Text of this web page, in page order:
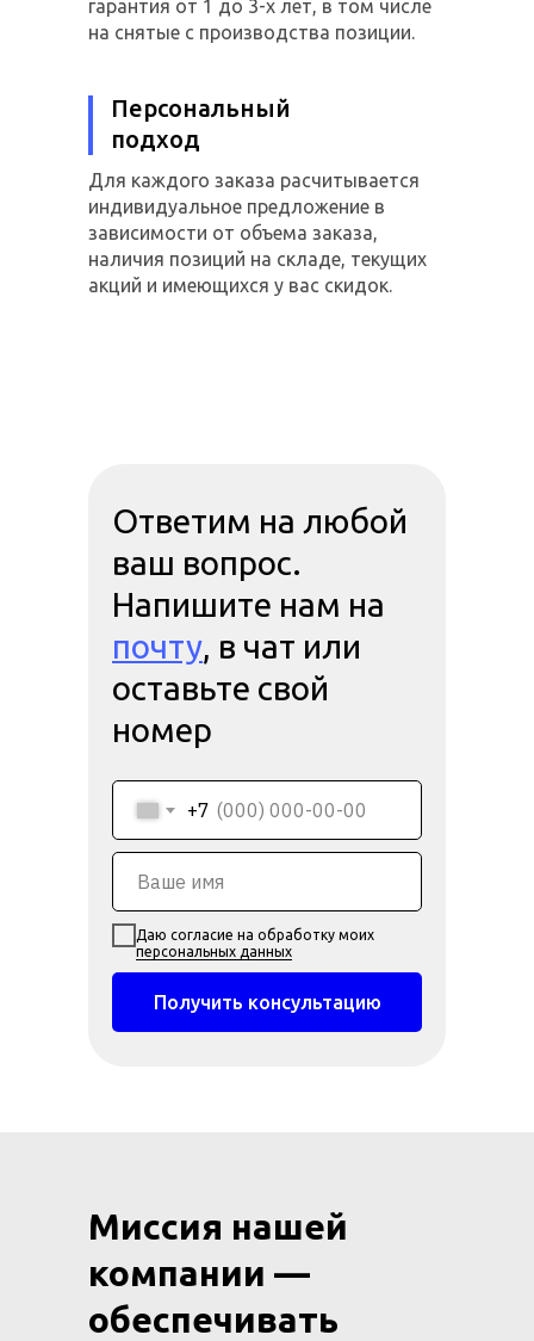
гарантия от 1 до 3-х лет, в том числе
на снятые с производства позиции.
Персональный
подход
Для каждого заказа расчитывается
индивидуальное предложение в
зависимости от объема заказа,
наличия позиций на складе, текущих
акций и имеющихся у вас скидок.
Ответим на любой
ваш вопрос.
Напишите нам на
почту, в чат или
оставьте свой
номер
+7
Даю согласие на обработку моих
персональных данных
Получить консультацию
Миссия нашей
компании —
обеспечивать